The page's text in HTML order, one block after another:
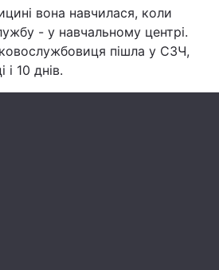
Регіони
вона навчилася, коли
- у навчальному центрі.
пішла у СЗЧ,
і 10 днів.